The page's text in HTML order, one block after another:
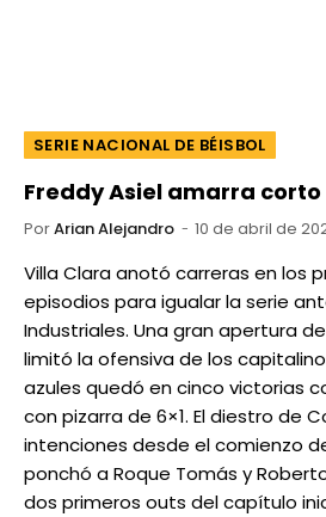
SERIE NACIONAL DE BÉISBOL
Freddy Asiel amarra corto
PorArian Alejandro 10 de abril de
Villa Clara anotó carreras en los
episodios para igualar la serie
Industriales. Una gran apertura
limitó la ofensiva de los
azules quedó en cinco victorias
con pizarra de 6×1. El diestro de
intenciones desde el comienzo
ponchó a Roque Tomás y
dos primeros outs del capítulo